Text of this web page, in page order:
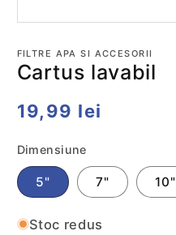
media
1
într-
modală
FILTRE APA SI ACCESORII
Cartus lavabil
Preț
19,99 lei
Dimensiune
5" 7" 10"
Stoc redus